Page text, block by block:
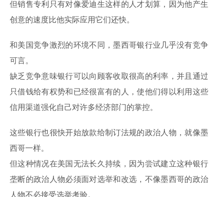
但销售专利只有对像爱迪生这样的人才划算，因为他产生
创意的速度比他实际应用它们还快。
和美国竞争激烈的环境不同，墨西哥银行业几乎没有竞争
可言。
缺乏竞争意味银行可以向顾客收取很高的利率，并且通过
只借钱给有权势和已经很富有的人，使他们得以利用这些
信用渠道强化自己对许多经济部门的掌控。
这些银行也很快开始放款给制订法规的政治人物，就像墨
西哥一样。
但这种情况在美国无法长久持续，因为尝试建立这种银行
垄断的政治人物必须面对选举和改选，不像墨西哥的政治
人物不必接受选举考验。